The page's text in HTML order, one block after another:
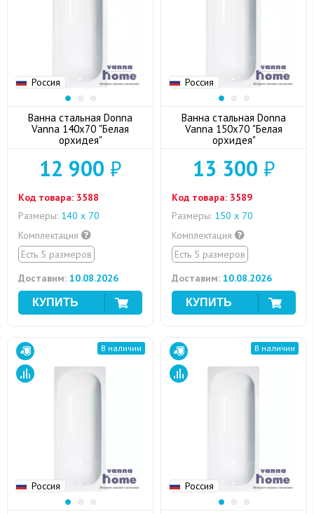
Россия
Ванна стальная Donna
Vanna 140x70 "Белая
орхидея"
12 900 ₽
Код товара: 3588
Размеры: 140 х 70
Комплектация
Есть 5 размеров
Доставим: 10.08.2026
Россия
Ванна стальная Donna
Vanna 150x70 "Белая
орхидея"
13 300 ₽
Код товара: 3589
Размеры: 150 х 70
Комплектация
Есть 5 размеров
Доставим: 10.08.2026
Россия
В наличии
Россия
В наличии